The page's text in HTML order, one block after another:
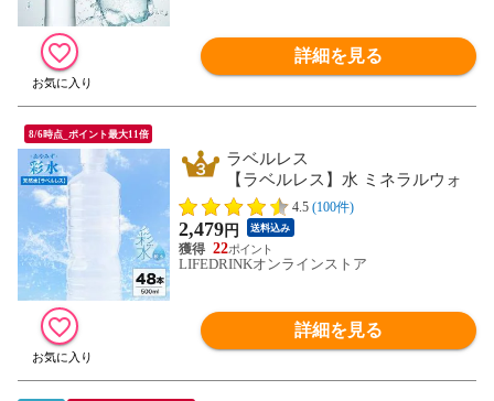
詳細を見る
8/6時点_ポイント最大11倍
ラベルレス
【ラベルレス】水 ミネラルウォ
ーター 彩水 あやみず 軟水 500ml 48本 2
ケース（24本×２） 国産 天然水 ライフ
ドリンクカンパニー まとめ買い select
4.5 (100件)
2,479円 送料込み
22
LIFEDRINKオンラインストア
詳細を見る